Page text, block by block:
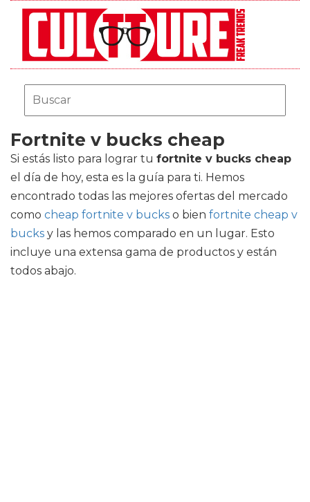
Fortnite v bucks cheap
Si estás listo para lograr tu fortnite v bucks cheap
el día de hoy, esta es la guía para ti. Hemos
encontrado todas las mejores ofertas del mercado
como cheap fortnite v bucks o bien fortnite cheap v
bucks y las hemos comparado en un lugar. Esto
incluye una extensa gama de productos y están
todos abajo.